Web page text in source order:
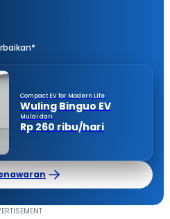
Compact EV for Modern Life
Wuling Binguo EV
Mulai dari
Rp 260 ribu/hari